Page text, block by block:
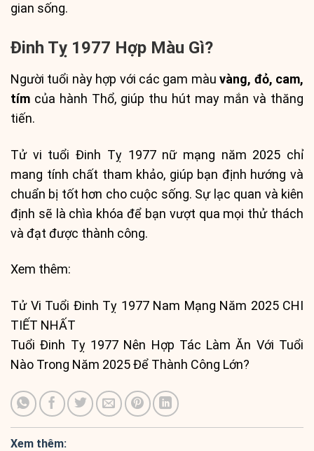
gian sống.
Đinh Tỵ 1977 Hợp Màu Gì?
Người tuổi này hợp với các gam màuvàng, đỏ, cam,
tím của hành Thổ, giúp thu hút may mắn và thăng
tiến.
Tử vi tuổi Đinh Tỵ 1977 nữ mạng năm 2025 chỉ
mang tính chất tham khảo, giúp bạn định hướng và
chuẩn bị tốt hơn cho cuộc sống. Sự lạc quan và kiên
định sẽ là chìa khóa để bạn vượt qua mọi thử thách
và đạt được thành công.
Xem thêm:
Tử Vi Tuổi Đinh Tỵ 1977 Nam Mạng Năm 2025 CHI
TIẾT NHẤT
Tuổi Đinh Tỵ 1977 Nên Hợp Tác Làm Ăn Với Tuổi
Nào Trong Năm 2025 Để Thành Công Lớn?
Xem thêm: